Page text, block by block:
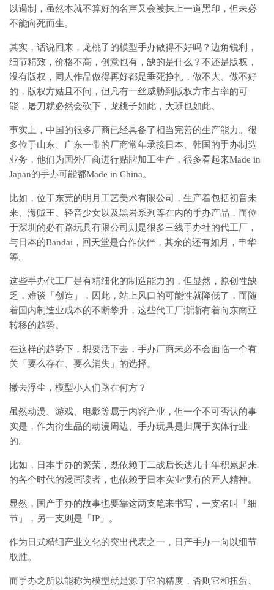
以遏制，虽然本就不算好的名声又会被抹上一道黑印，但未必
不能向死而生。
其实，话说回来，龙桃子的模型手办做得不好吗？边角锐利，
细节精致，价格不高，创意也有，缺的是什么？不还是版权，
没有版权，同人作品做得再好都是垂死挣扎，做不大、做不好
的，版权方姑且不问，但凡有一丝威胁到版权方市占率的可
能，屠刀就必然会砍下，龙桃子如此，大班也如此。
事实上，中国的很多厂商已经具备了相当完善的生产能力。很
多位于山东、广东一带的厂商常年承接日本、韩国的手办制造
业务，他们为国外厂商进行贴牌加工生产，很多看起来Made in
Japan的手办可能都Made in China。
比如，位于东莞的明月工艺美术有限公司，生产着包括初音未
来、海贼王、轻音少女以及黑岩系列等在内的手办产品，而位
于深圳的必有路玩具有限公司则是很多三线手办社的代工厂，
与日本的Bandai，回天堂是合作伙伴，其余的还有如月，申华
等。
这些手办代工厂是有精细化的制造能力的，但显然，原创性缺
乏，难谈「创造」，因此，站上风口的可能性就降低了，而随
着国内制造业成本的不断攀升，这些代工厂渐渐有着向东南亚
转移的趋势。
在这样的趋势下，想要活下去，手办厂商未必不会面临一个有
关「要么存在、要么消失」的选择。
撇去浮尘，模型小人们路在何方？
虽然动漫、游戏、电影等属于内容产业，但一个不可否认的事
实是，作为衍生品的动漫周边、手办玩具是归属于实体行业
的。
比如，日本手办的繁荣，既依赖于二战后长达几十年积累起来
的各个时代的漫画读者，也依赖于日本实业惯有的匠人精神。
显然，国产手办的故事也要靠这两支笔来书写，一支名叫「细
节」，另一支则是「IP」。
作为日式精细产业文化的突出代表之一，日产手办一向以细节
取胜。
而手办之所以能称为模型就是源于它的精度，否则它和扭蛋、